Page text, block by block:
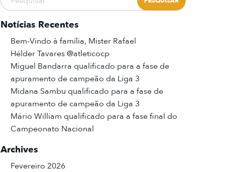
Notícias Recentes
Bem-Vindo à família, Mister Rafael
Hélder Tavares @atleticocp
Miguel Bandarra qualificado para a fase de
apuramento de campeão da Liga 3
Midana Sambu qualificado para a fase de
apuramento de campeão da Liga 3
Mário William qualificado para a fase final do
Campeonato Nacional
Archives
Fevereiro 2026